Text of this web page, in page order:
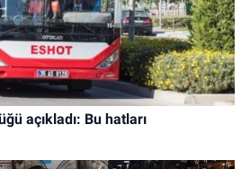
açıkladı: Bu hatları